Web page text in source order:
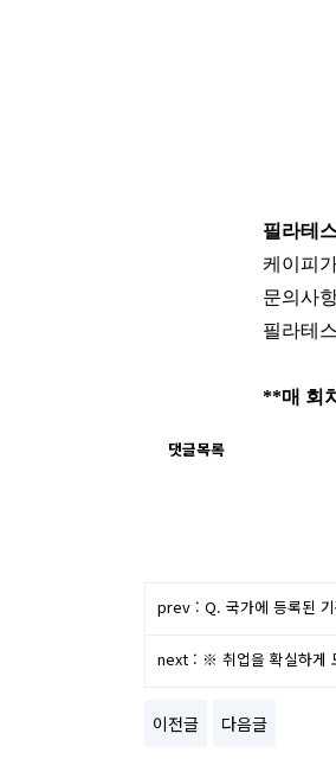
필라테
케이피
문의사
​필라테
**매 회
댓글목록
prev : Q. 국가에 등록된
next : ※ 취업을 확실하게
이전글 다음글